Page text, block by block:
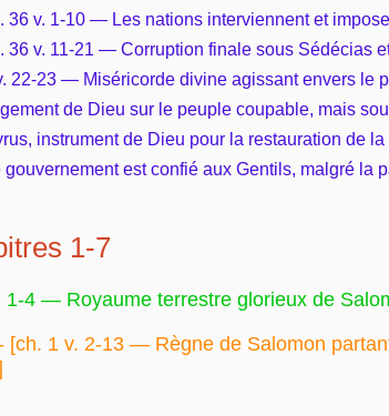
36 v. 1-10 — Les nations interviennent et
36 v. 11-21 — Corruption finale sous Sédécias
22-23 — Miséricorde divine agissant envers le
de Dieu sur le peuple coupable, mais
instrument de Dieu pour la restauration de
gouvernement est confié aux Gentils, malgré la
1-7
1-4 — Royaume terrestre glorieux de
[ch. 1 v. 2-13 — Règne de Salomon